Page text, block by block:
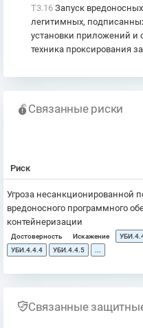
T3.16 Запуск
легитимных,
установки приложений и
техника проксирования
Связанные риски
Риск
Угроза несанкционированной
вредоносного программного
контейнеризации
Достоверность Искажение
УБИ.4.4.4
УБИ.4.4.5 ...
Связанные